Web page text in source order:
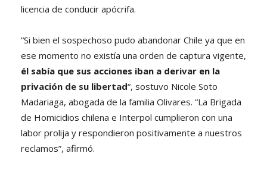
licencia de conducir apócrifa.
“Si bien el sospechoso pudo abandonar Chile ya que en
ese momento no existía una orden de captura vigente,
él sabía que sus acciones iban a derivar en la
privación de su libertad“, sostuvo Nicole Soto
Madariaga, abogada de la familia Olivares. “La Brigada
de Homicidios chilena e Interpol cumplieron con una
labor prolija y respondieron positivamente a nuestros
reclamos”, afirmó.